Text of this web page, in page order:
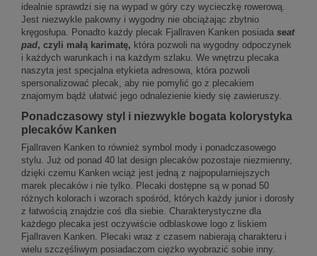
idealnie sprawdzi się na wypad w góry czy wycieczkę rowerową.
Jest niezwykle pakowny i wygodny nie obciążając zbytnio
kręgosłupa. Ponadto każdy plecak Fjallraven Kanken posiada seat
pad, czyli małą karimatę, która pozwoli na wygodny odpoczynek
i każdych warunkach i na każdym szlaku. We wnętrzu plecaka
naszyta jest specjalna etykieta adresowa, która pozwoli
spersonalizować plecak, aby nie pomylić go z plecakiem
znajomym bądź ułatwić jego odnalezienie kiedy się zawieruszy.
Ponadczasowy styl i niezwykle bogata kolorystyka
plecaków Kanken
Fjallraven Kanken to również symbol mody i ponadczasowego
stylu. Już od ponad 40 lat design plecaków pozostaje niezmienny,
dzięki czemu Kanken wciąż jest jedną z najpopularniejszych
marek plecaków i nie tylko. Plecaki dostępne są w ponad 50
różnych kolorach i wzorach spośród, których każdy junior i dorosły
z łatwością znajdzie coś dla siebie. Charakterystyczne dla
każdego plecaka jest oczywiście odblaskowe logo z liskiem
Fjallraven Kanken. Plecaki wraz z czasem nabierają charakteru i
wielu szczęśliwym posiadaczom ciężko wyobrazić sobie inny.